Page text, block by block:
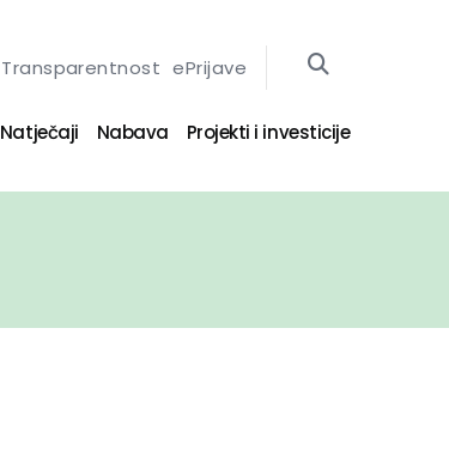
Transparentnost ePrijave
Natječaji Nabava Projekti i investicije